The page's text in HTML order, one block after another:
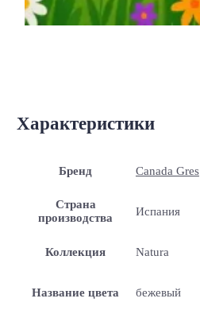
Характеристики
Бренд Canada Gres
Страна
производства
Испания
Коллекция Natura
Название цвета бежевый